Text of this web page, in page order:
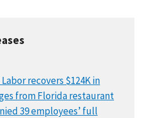
recovers $124K in
from Florida restaurant
39 employees’ full